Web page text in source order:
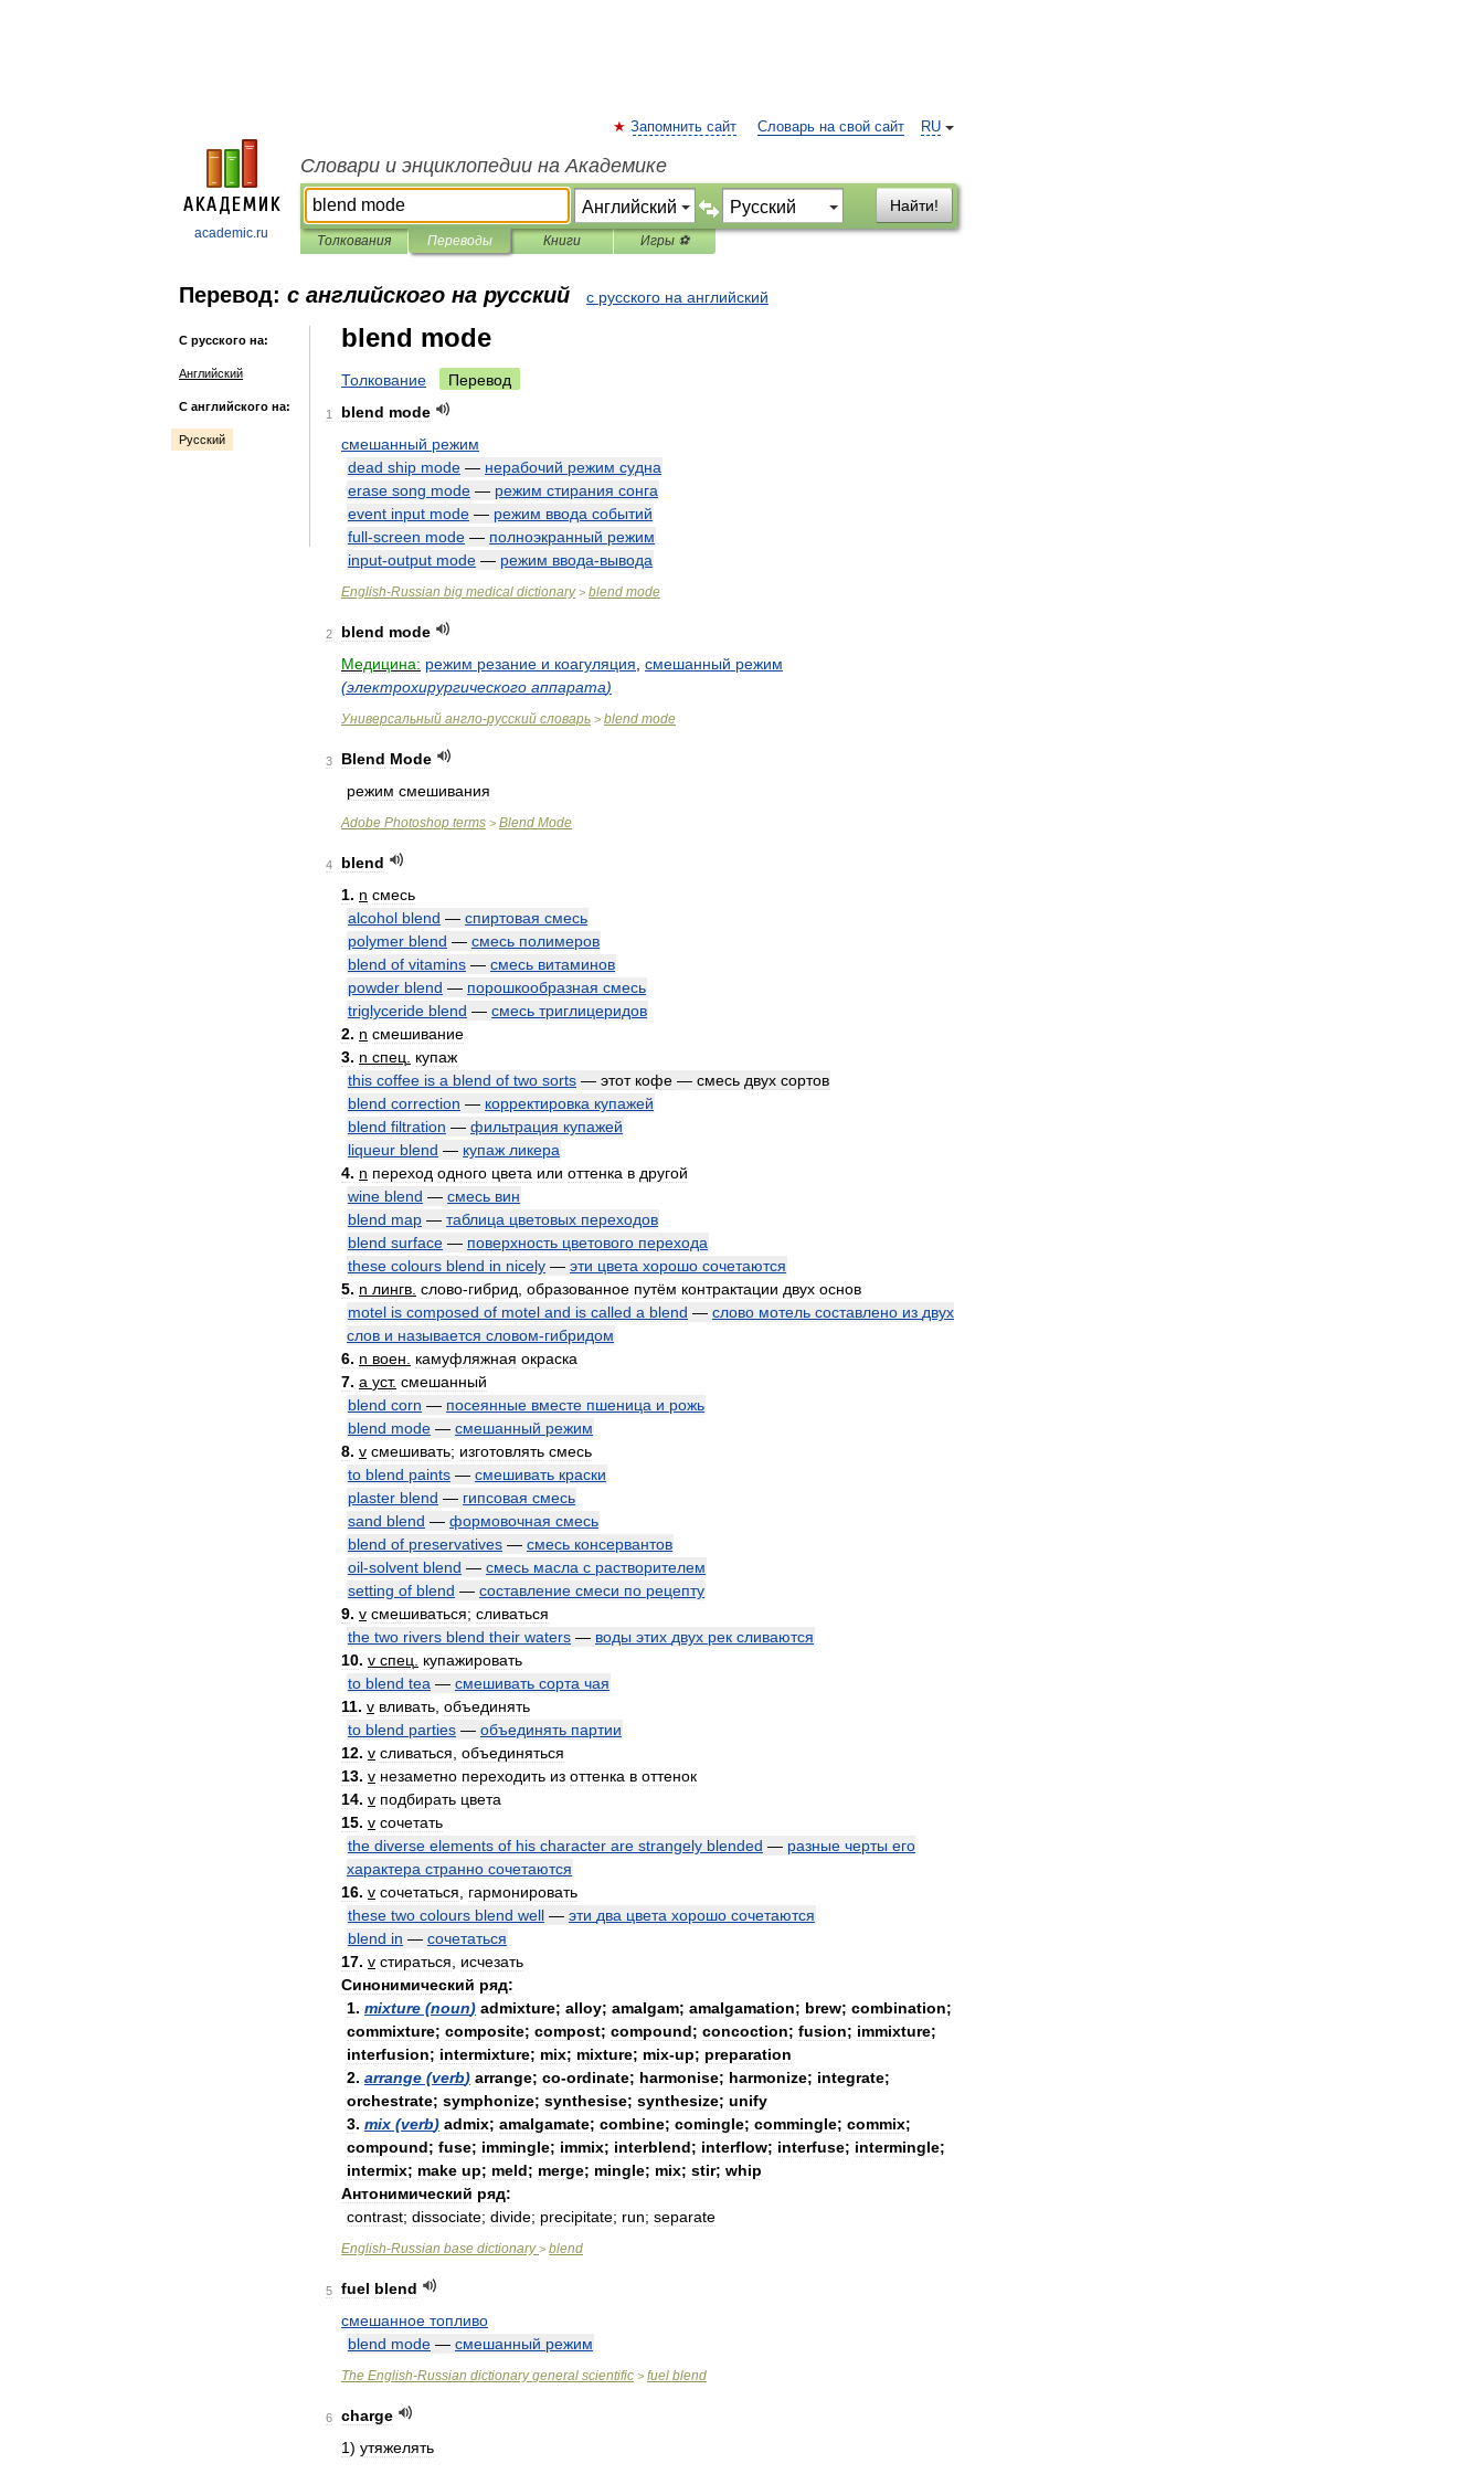
academic.ru
RU
Запомнить сайт Словарь на свой сайт
Словари и энциклопедии на Академике
Найти!
Толкования Переводы Книги Игры ⚽
Перевод: с английского на русский с русского на английский
С русского на:
Английский
С английского на:
Русский
blend mode
Толкование Перевод
1 blend mode
смешанный режим
dead ship mode — нерабочий режим судна
erase song mode — режим стирания сонга
event input mode — режим ввода событий
full-screen mode — полноэкранный режим
input-output mode — режим ввода-вывода
English-Russian big medical dictionary> blend mode
2 blend mode
Медицина: режим резание и коагуляция смешанный режим
(электрохирургического аппарата)
Универсальный англо-русский словарь > blend mode
3 Blend Mode
режим смешивания
Adobe Photoshop terms > Blend Mode
4
blend
1. n смесь
alcohol blend — спиртовая смесь
polymer blend — смесь полимеров
blend of vitamins — смесь витаминов
powder blend — порошкообразная смесь
triglyceride blend — смесь триглицеридов
2. n смешивание
3. n спец
купаж
this coffee is a blend of two sorts — этот кофе — смесь двух сортов
blend correction — корректировка купажей
blend filtration — фильтрация купажей
liqueur blend — купаж ликера
4. n переход одного цвета или оттенка в другой
wine blend — смесь вин
blend map — таблица цветовых переходов
blend surface — поверхность цветового перехода
these colours blend in nicely — эти цвета хорошо сочетаются
5. n лингв слово-гибрид образованное путём контрактации двух основ
motel is composed of motel and is called a blend — слово мотель составлено из двух
слов и называется словом-гибридом
6. n воен камуфляжная окраска
7. a уст. смешанный
blend corn — посеянные вместе пшеница и рожь
blend mode — смешанный режим
8. v смешивать; изготовлять смесь
to blend paints — смешивать краски
plaster blend — гипсовая смесь
sand blend — формовочная смесь
blend of preservatives — смесь консервантов
oil-solvent blend — смесь масла с растворителем
setting of blend — составление смеси по рецепту
9. v смешиваться; сливаться
the two rivers blend their waters — воды этих двух рек сливаются
10. v спец
купажировать
to blend tea — смешивать сорта чая
11. v вливать объединять
to blend parties — объединять партии
12. v сливаться объединяться
13. v незаметно переходить из оттенка в оттенок
14. v подбирать цвета
15. v сочетать
the diverse elements of his character are strangely blended — разные черты его
характера странно сочетаются
16. v сочетаться
гармонировать
these two colours blend well — эти два цвета хорошо сочетаются
blend in — сочетаться
17. v стираться
исчезать
Синонимический ряд:
1. mixture (noun) admixture; alloy; amalgam; amalgamation; brew; combination;
commixture; composite; compost; compound; concoction; fusion; immixture;
interfusion; intermixture; mix; mixture; mix-up; preparation
2. arrange (verb) arrange; co-ordinate; harmonise; harmonize; integrate;
orchestrate; symphonize; synthesise; synthesize; unify
3. mix (verb) admix; amalgamate; combine; comingle; commingle; commix;
compound; fuse; immingle; immix; interblend; interflow; interfuse; intermingle;
intermix; make up; meld; merge; mingle; mix; stir; whip
Антонимический ряд:
contrast; dissociate; divide; precipitate; run; separate
English-Russian base dictionary > blend
5 fuel blend
смешанное топливо
blend mode — смешанный режим
The English-Russian dictionary general scientific > fuel blend
6
charge
1) утяжелять